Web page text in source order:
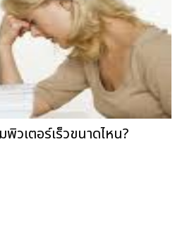
วเตอร์เร็วขนาดไหน?